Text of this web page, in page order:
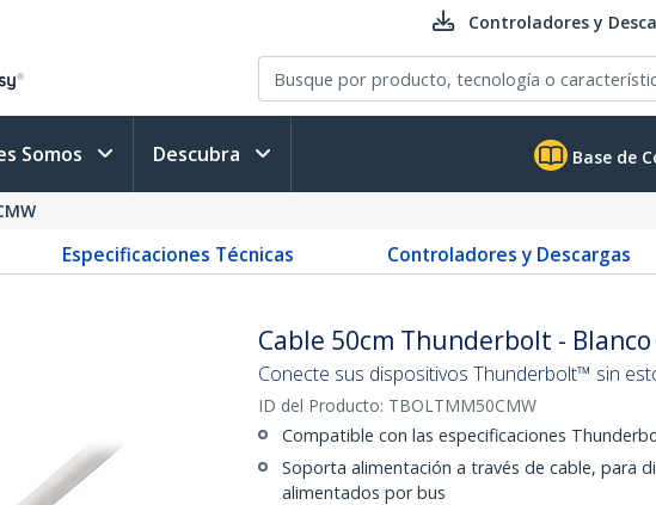
Controladores y
Somos Descubra Base de
Especificaciones Técnicas Controladores y Descargas
Cable 50cm Thunderbolt -
Conecte sus dispositivos Thunderbolt™ sin
ID del Producto: TBOLTMM50CMW
Compatible con las especificaciones
Soporta alimentación a través de cable, para
alimentados por bus